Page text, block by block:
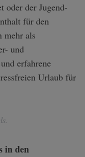
oder der Jugend-
für den
mehr als
und
erfahrene
Urlaub für
in den